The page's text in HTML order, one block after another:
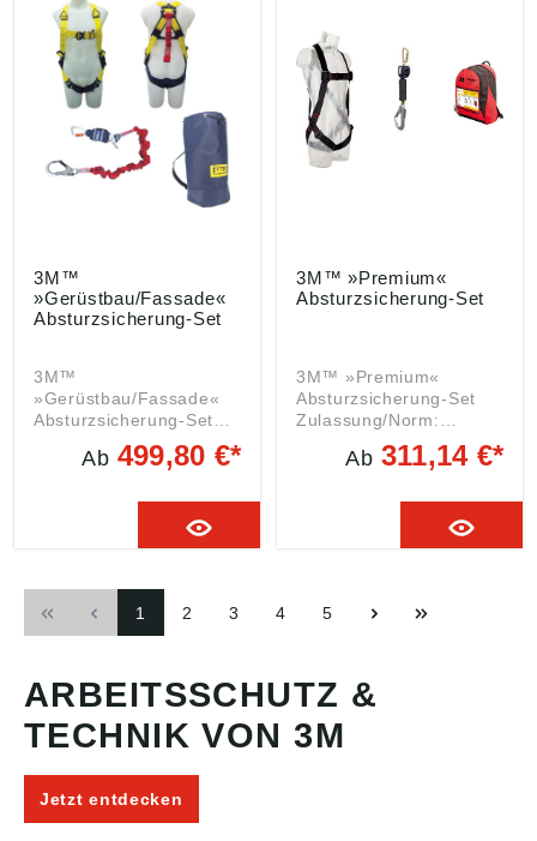
3M™
»Gerüstbau/Fassade«
Absturzsicherung-Set
3M™
»Gerüstbau/Fassade«
Absturzsicherung-Set
Zulassung/Norm:
EN361:2002,
EN355:2002,
EN362:2004 Bestehend
Auffanggurt »1100933«
Rückenösenverlängerun
Automatikverschlüsse •
Hintere Auffangöse •
Vordere Auffangöse •
Revolver™-Einstellung •
Sturzindikator •
Ab 499,80 €*
3M™ »Premium«
Absturzsicherung-Set
3M™ »Premium«
Absturzsicherung-Set
Zulassung/Norm:
EN361:2002,
EN355:2002,
1-Punkt Auffanggurt
Standard »1161601« •
Einstellbares Brust- und
wasserabweisendes
Gurtband Gewicht: 0,88
kg Maximal zulässiges
Gewicht: 140 kg 3M™
Ab 311,14 €*
1 2 3 4 5
ARBEITSSCHUTZ &
TECHNIK VON 3M
Jetzt entdecken